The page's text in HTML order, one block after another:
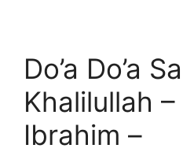
Do’a Do’a
Khalilullah
Ibrahim –